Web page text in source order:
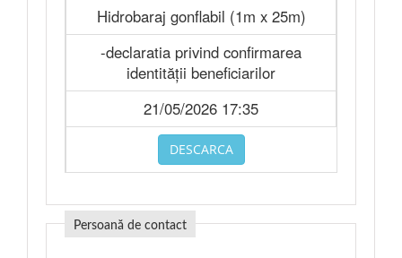
Hidrobaraj gonflabil (1m x 25m)
-declaratia privind confirmarea
identității beneficiarilor
21/05/2026 17:35
DESCARCA
Persoană de contact